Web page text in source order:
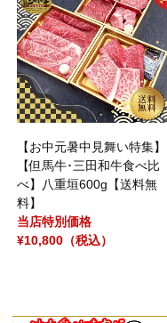
【お中元暑中見舞い特集】
【但馬牛･三田和牛食べ比
べ】八重垣600g【送料無
料】
当店特別価格
¥10,800 （税込）